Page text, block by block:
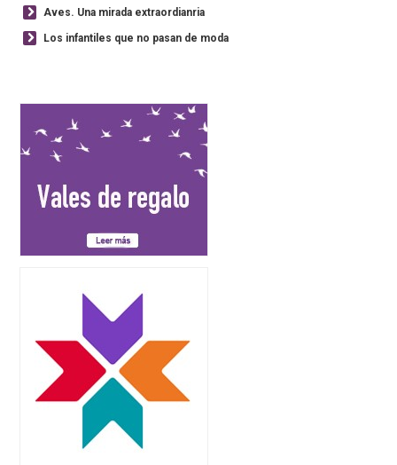
Aves. Una mirada extraordianria
Los infantiles que no pasan de moda